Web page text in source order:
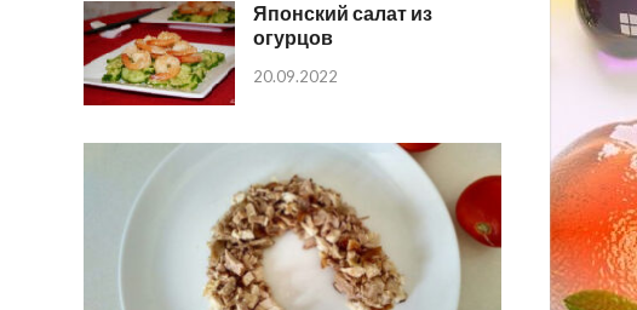
Японский салат из
огурцов
20.09.2022